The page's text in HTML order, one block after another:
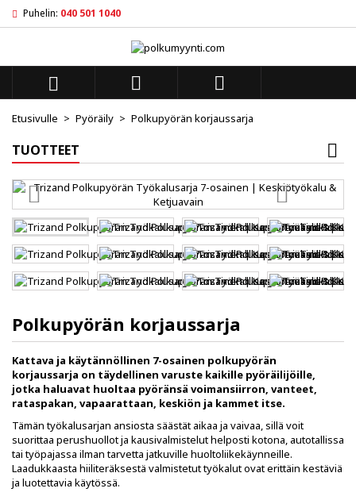
Puhelin: 040 501 1040
  
Etusivulle Pyöräily Polkupyörän korjaussarja
TUOTTEET
Polkupyörän korjaussarja
Kattava ja käytännöllinen 7-osainen polkupyörän
korjaussarja on täydellinen varuste kaikille pyöräilijöille,
jotka haluavat huoltaa pyöränsä voimansiirron, vanteet,
rataspakan, vapaarattaan, keskiön ja kammet itse.
Tämän työkalusarjan ansiosta säästät aikaa ja vaivaa, sillä voit
suorittaa perushuollot ja kausivalmistelut helposti kotona, autotallissa
tai työpajassa ilman tarvetta jatkuville huoltoliikekäynneille.
Laadukkaasta hiiliteräksestä valmistetut työkalut ovat erittäin kestäviä
ja luotettavia käytössä.
My wishlists ×
((title)) ×
((label))
Kirjaudu sisään ×
Sinun pitää olla kirjautunut jotta voit lisätä tuotteita
toivelistalle.